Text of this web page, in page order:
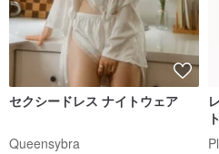
セクシードレス ナイトウェア
Queensybra
ト